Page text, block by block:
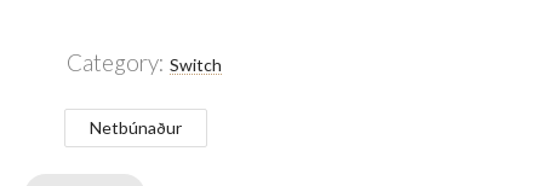
Category: Switch
Netbúnaður